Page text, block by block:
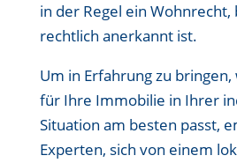
in der Regel ein Wohnrecht,
rechtlich anerkannt ist.
Um in Erfahrung zu bringen,
für Ihre Immobilie in Ihrer
Situation am besten passt,
Experten, sich von einem